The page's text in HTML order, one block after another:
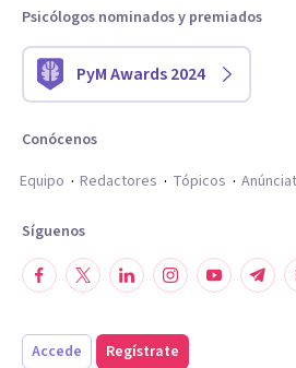
Psicólogos nominados y premiados
PyM Awards 2024
Conócenos
Equipo
Redactores Tópicos
Síguenos
Accede Regístrate